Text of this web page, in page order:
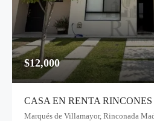
$12,000
CASA EN RENTA